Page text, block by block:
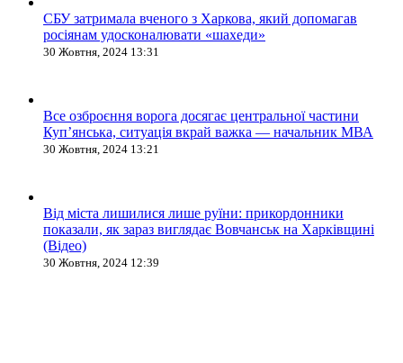
СБУ затримала вченого з Харкова, який допомагав
росіянам удосконалювати «шахеди»
30 Жовтня, 2024 13:31
Все озброєння ворога досягає центральної частини
Куп’янська, ситуація вкрай важка — начальник МВА
30 Жовтня, 2024 13:21
Від міста лишилися лише руїни: прикордонники
показали, як зараз виглядає Вовчанськ на Харківщині
(Відео)
30 Жовтня, 2024 12:39